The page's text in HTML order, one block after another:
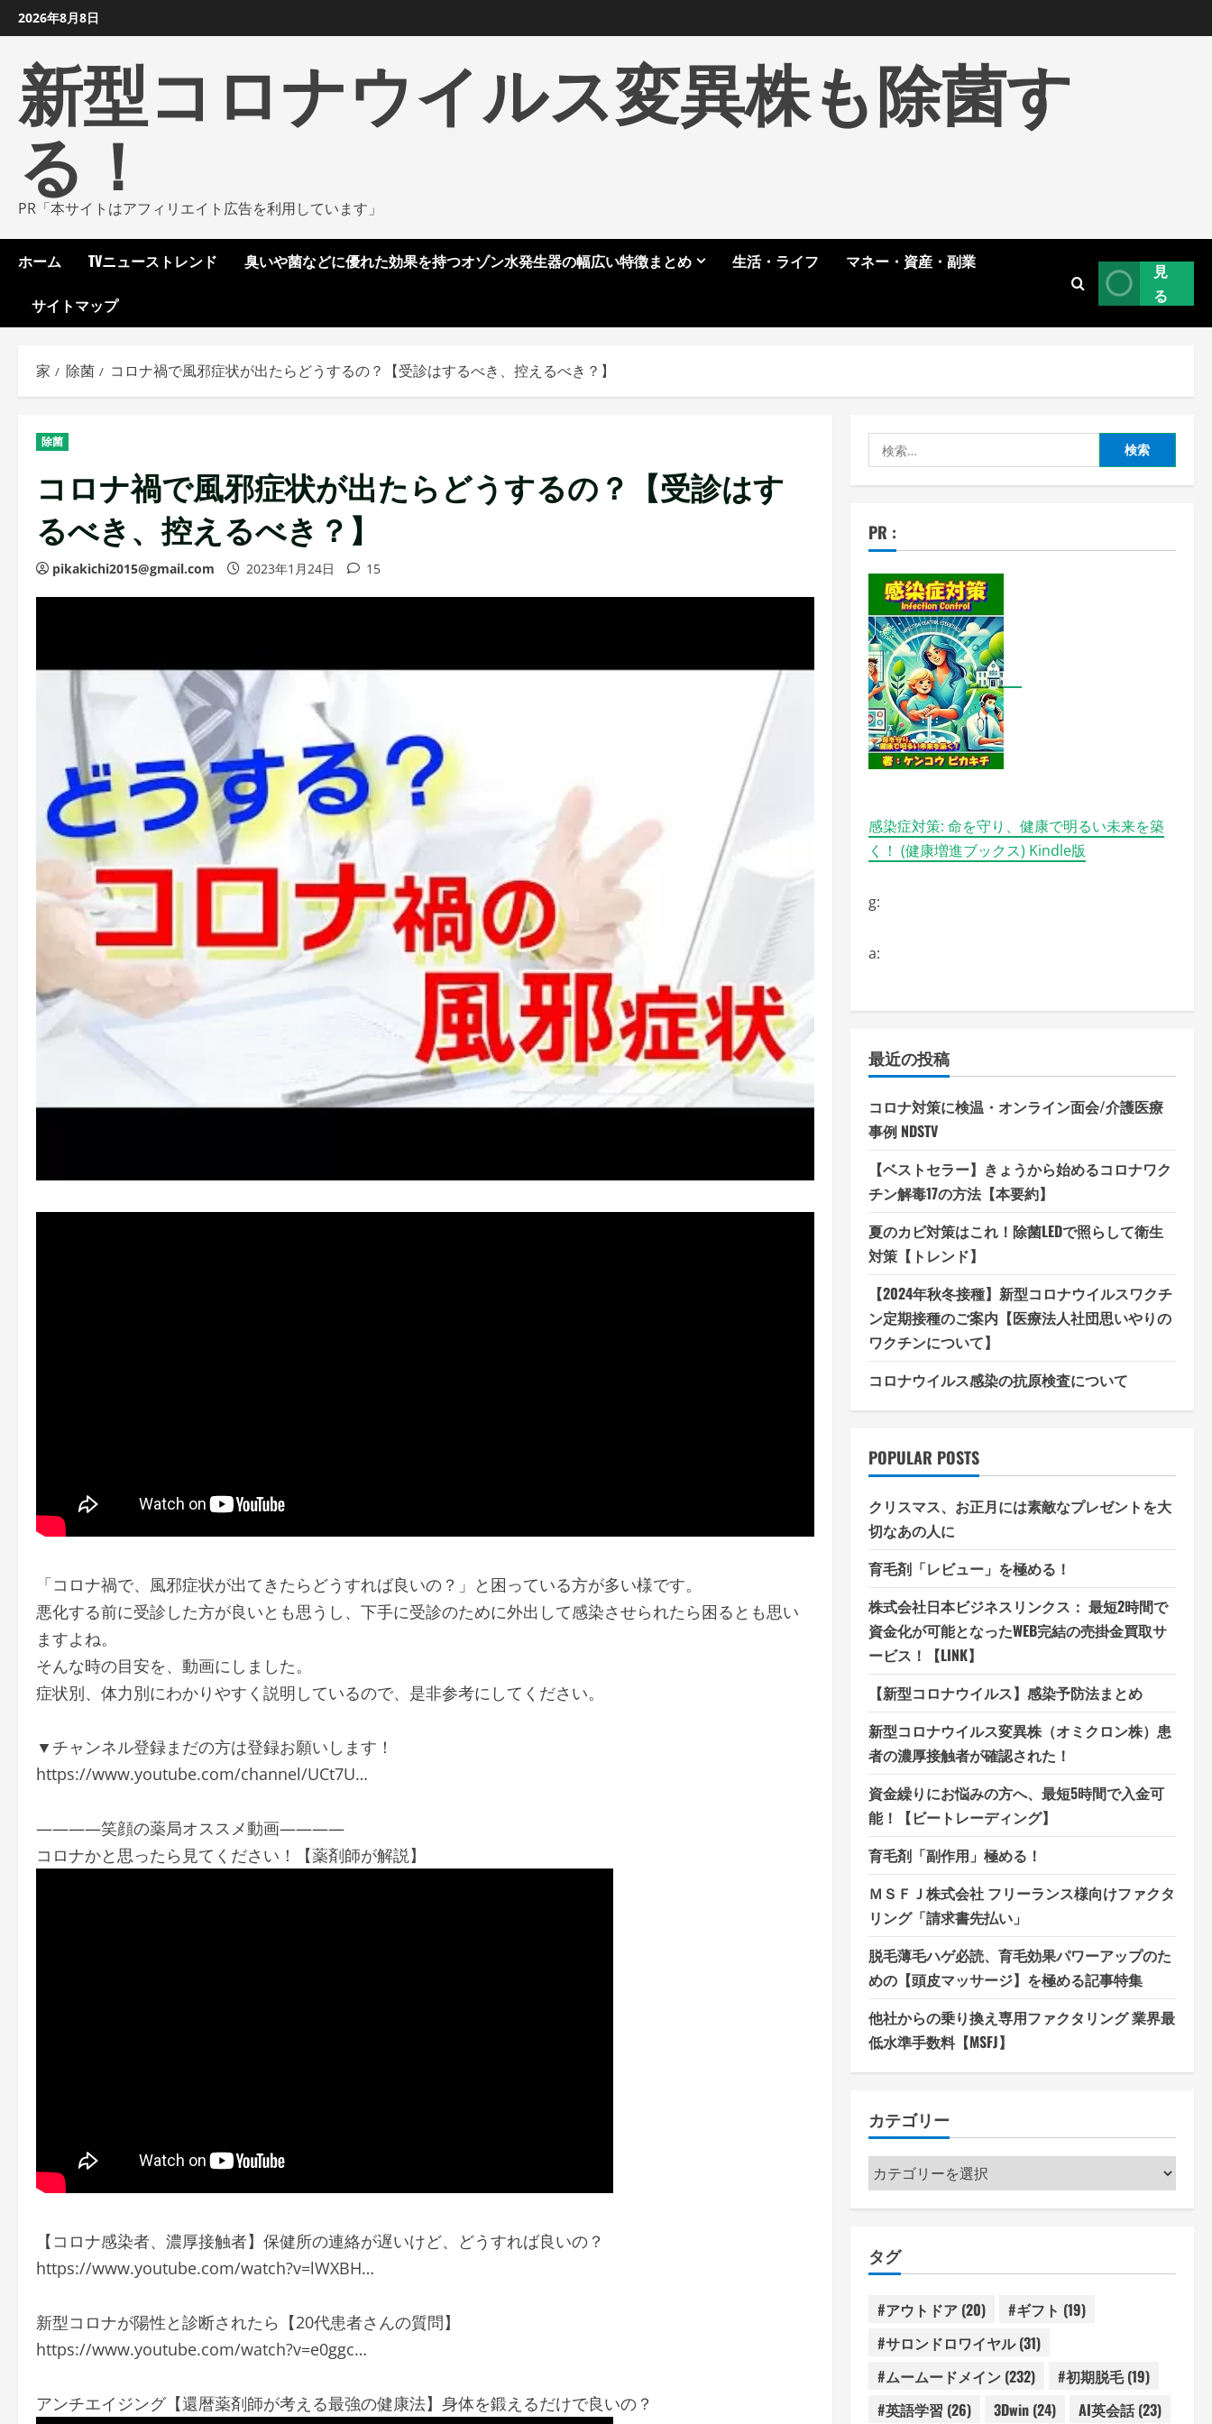
ン
2026年8月8日
新型コロナウイルス変異株も除菌す
る！
PR「本サイトはアフィリエイト広告を利用しています」
ホーム TVニューストレンド 臭いや菌などに優れた効果を持つオゾン水発生器の幅広い特徴まとめ 生活・ライフ マネー・資産・副業
サイトマップ
見
る
家 除菌 コロナ禍で風邪症状が出たらどうするの？【受診はするべき、控えるべき？】
除菌
コロナ禍で風邪症状が出たらどうするの？【受診はす
るべき、控えるべき？】
pikakichi2015@gmail.com 2023年1月24日 15
「コロナ禍で、風邪症状が出てきたらどうすれば良いの？」と困っている方が多い様です。
悪化する前に受診した方が良いとも思うし、下手に受診のために外出して感染させられたら困るとも思い
ますよね。
そんな時の目安を、動画にしました。
症状別、体力別にわかりやすく説明しているので、是非参考にしてください。
▼チャンネル登録まだの方は登録お願いします！
https://www.youtube.com/channel/UCt7U…
————笑顔の薬局オススメ動画————
コロナかと思ったら見てください！【薬剤師が解説】
【コロナ感染者、濃厚接触者】保健所の連絡が遅いけど、どうすれば良いの？
https://www.youtube.com/watch?v=lWXBH…
新型コロナが陽性と診断されたら【20代患者さんの質問】
https://www.youtube.com/watch?v=e0ggc…
アンチエイジング【還暦薬剤師が考える最強の健康法】身体を鍛えるだけで良いの？
索:
PR :
感染症対策: 命を守り、健康で明るい未来を築
く！ (健康増進ブックス) Kindle版
g:
a:
最近の投稿
コロナ対策に検温・オンライン面会/介護医療
事例 NDSTV
【ベストセラー】きょうから始めるコロナワク
チン解毒17の方法【本要約】
夏のカビ対策はこれ！除菌LEDで照らして衛生
対策【トレンド】
【2024年秋冬接種】新型コロナウイルスワクチ
ン定期接種のご案内【医療法人社団思いやりの
ワクチンについて】
コロナウイルス感染の抗原検査について
POPULAR POSTS
クリスマス、お正月には素敵なプレゼントを大
切なあの人に
育毛剤「レビュー」を極める！
株式会社日本ビジネスリンクス： 最短2時間で
資金化が可能となったWEB完結の売掛金買取サ
ービス！【LINK】
【新型コロナウイルス】感染予防法まとめ
新型コロナウイルス変異株（オミクロン株）患
者の濃厚接触者が確認された！
資金繰りにお悩みの方へ、最短5時間で入金可
能！【ビートレーディング】
育毛剤「副作用」極める！
ＭＳＦＪ株式会社 フリーランス様向けファクタ
リング「請求書先払い」
脱毛薄毛ハゲ必読、育毛効果パワーアップのた
めの【頭皮マッサージ】を極める記事特集
他社からの乗り換え専用ファクタリング 業界最
低水準手数料【MSFJ】
カテゴリー
カ
テ
ー
タグ
#アウトドア(20) #ギフト (19)
#サロンドロワイヤル(31)
#ムームードメイン(232) #初期脱毛(19)
#英語学習 (26) 3Dwin(24) AI英会話(23)